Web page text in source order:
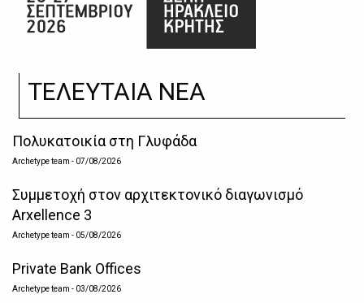
ΤΕΛΕΥΤΑΙΑ ΝΕΑ
Πολυκατοικία στη Γλυφάδα
Archetype team - 07/08/2026
Συμμετοχή στον αρχιτεκτονικό διαγωνισμό
Arxellence 3
Archetype team - 05/08/2026
Private Bank Offices
Archetype team - 03/08/2026